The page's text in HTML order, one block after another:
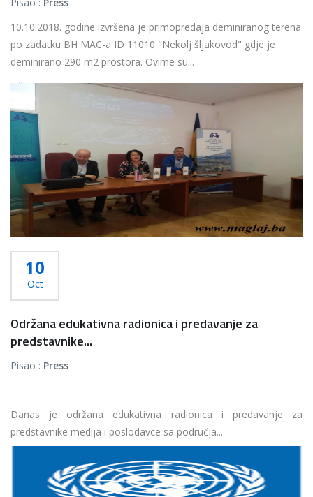
10.10.2018. godine izvršena je primopredaja deminiranog terena
po zadatku BH MAC-a ID 11010 "Nekolj šljakovod" gdje je
deminirano 290 m2 prostora. Ovime su...
Više...
10
Oct
Održana edukativna radionica i predavanje za
predstavnike...
Pisao : Press
Danas je održana edukativna radionica i predavanje za
predstavnike medija i poslodavce sa područja...